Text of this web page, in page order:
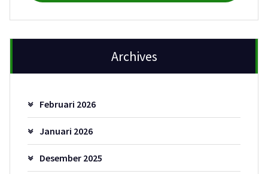
Archives
Februari 2026
Januari 2026
Desember 2025